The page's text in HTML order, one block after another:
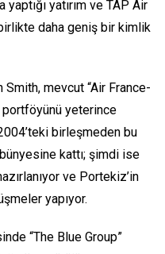
yatırım ve TAP Air
daha geniş bir kimlik
Smith, mevcut “Air France-
yeterince
birleşmeden bu
kattı; şimdi ise
ve Portekiz’in
yapıyor.
“The Blue Group”